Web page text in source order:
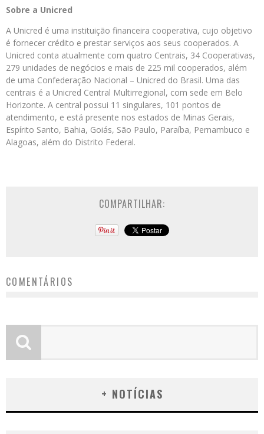
Sobre a Unicred
A Unicred é uma instituição financeira cooperativa, cujo objetivo
é fornecer crédito e prestar serviços aos seus cooperados. A
Unicred conta atualmente com quatro Centrais, 34 Cooperativas,
279 unidades de negócios e mais de 225 mil cooperados, além
de uma Confederação Nacional – Unicred do Brasil. Uma das
centrais é a Unicred Central Multirregional, com sede em Belo
Horizonte. A central possui 11 singulares, 101 pontos de
atendimento, e está presente nos estados de Minas Gerais,
Espírito Santo, Bahia, Goiás, São Paulo, Paraíba, Pernambuco e
Alagoas, além do Distrito Federal.
COMPARTILHAR:
COMENTÁRIOS
+ NOTÍCIAS